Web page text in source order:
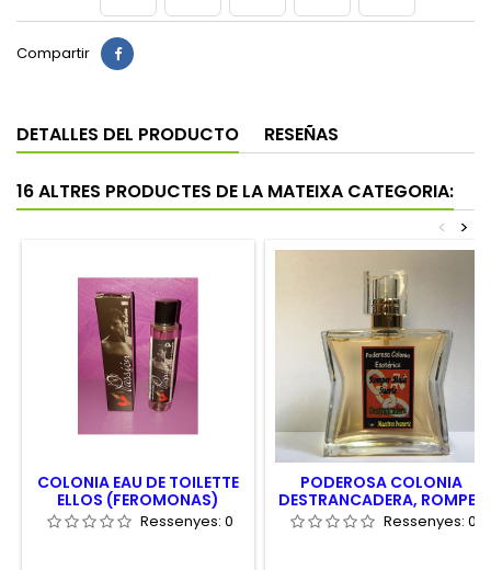
Compartir
DETALLES DEL PRODUCTO RESEÑAS
16 ALTRES PRODUCTES DE LA MATEIXA CATEGORIA:
>
<
COLONIA EAU DE TOILETTE
ELLOS (FEROMONAS)
Ressenyes: 0
PODEROSA COLONIA
DESTRANCADERA, ROMPER
MALA SUERTE
Ressenyes: 0